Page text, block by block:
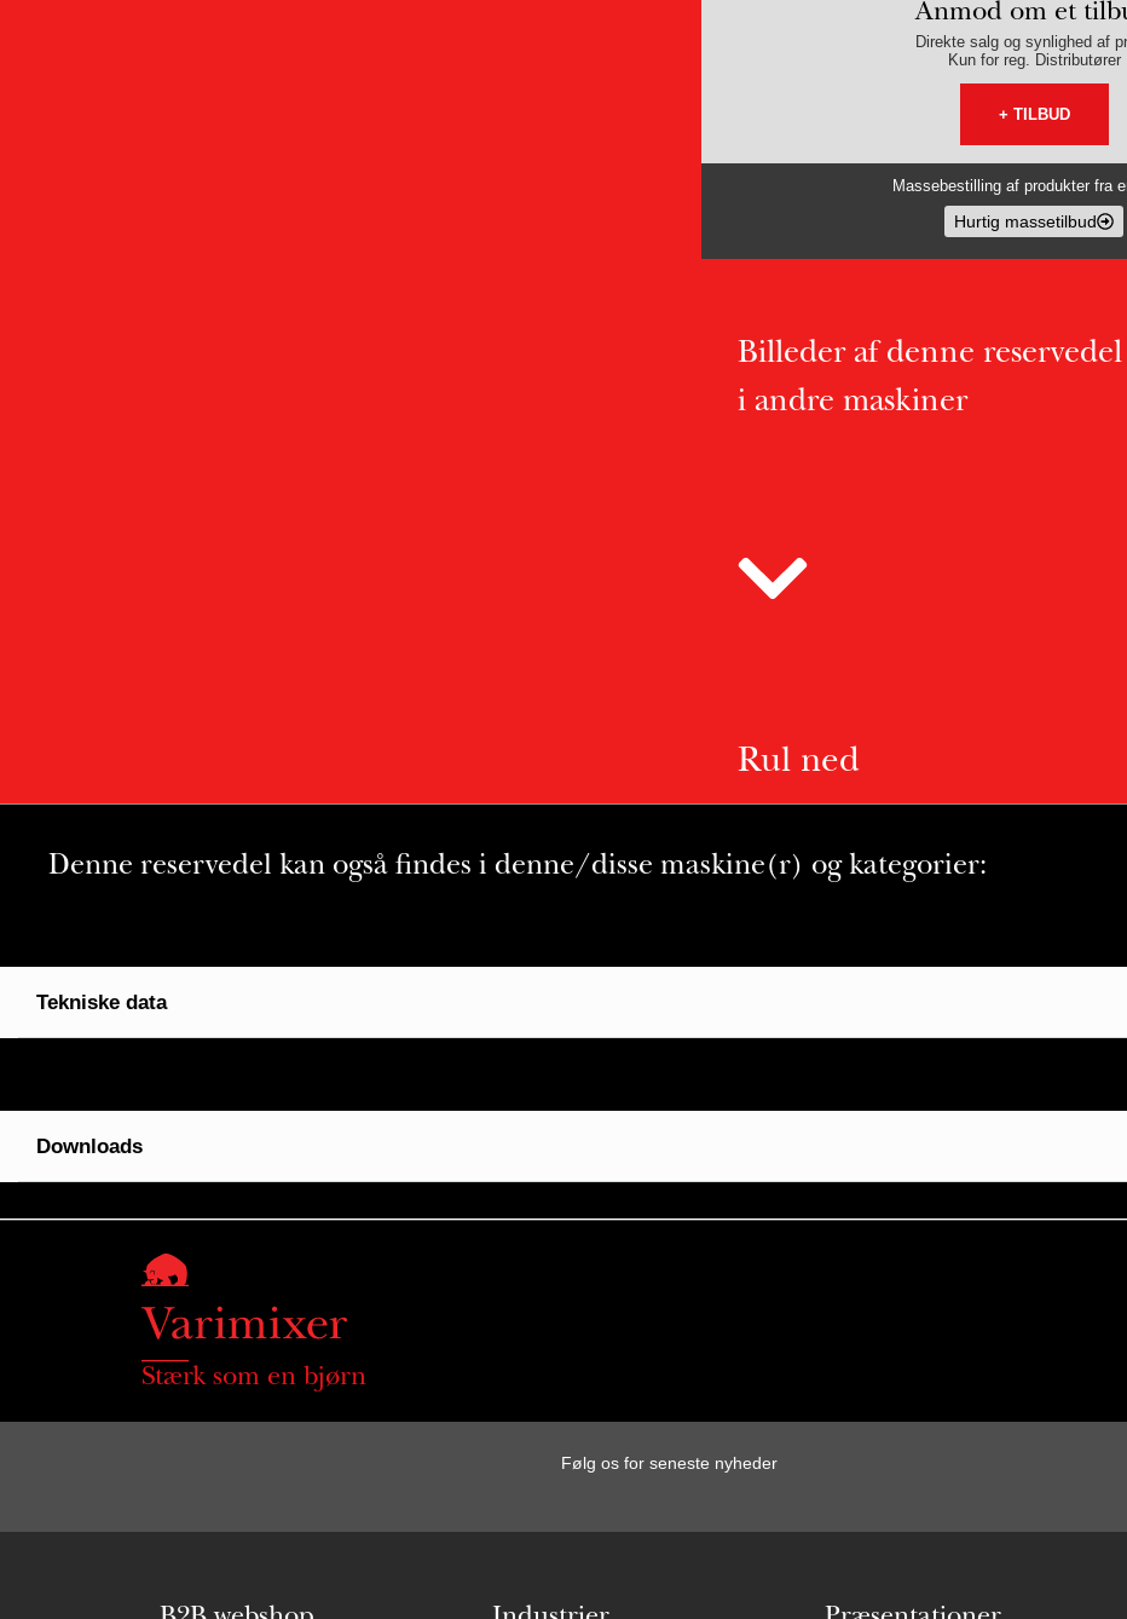
Anmod om et
Direkte salg og synlighed af
Kun for reg. Distributører
+ TILBUD
Massebestilling af produkter fra
Hurtig massetilbud
Billeder af denne
i andre maskiner
Rul ned
Denne reservedel kan også findes i denne/disse maskine(r) og kategorier:
Tekniske data
Downloads
Stærk som en bjørn
Følg os for seneste nyheder